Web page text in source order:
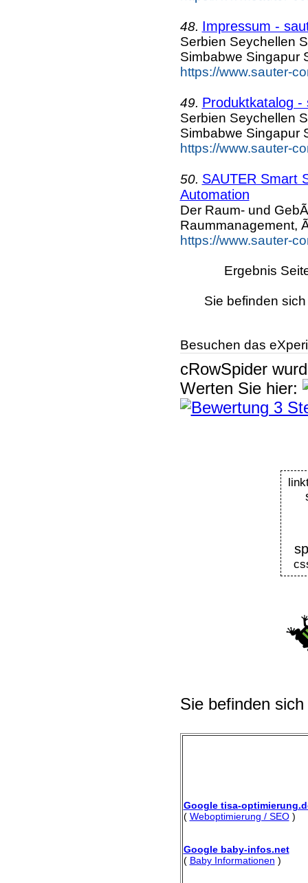
48. Impressum -
Serbien Seychellen
Simbabwe Singapur
https://www.sauter-
49. Produktkatalog -
Serbien Seychellen
Simbabwe Singapur
https://www.sauter-
50. SAUTER Smart
Automation
Der Raum- und
Raummanagement,
https://www.sauter-
Ergebnis
Sie befinden
Besuchen das
cRowSpider
Werten Sie hier:
Sie befinden
Google tisa-
( Weboptimierung / SEO)
Google baby-infos.net
( Baby Informationen )